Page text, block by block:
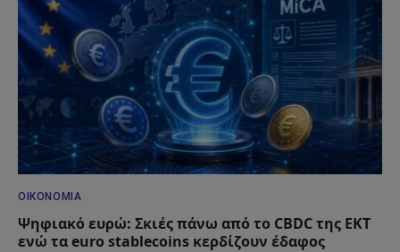
ΟΙΚΟΝΟΜΊΑ
Ψηφιακό ευρώ: Σκιές πάνω από το CBDC της ΕΚΤ
ενώ τα euro stablecoins κερδίζουν έδαφος